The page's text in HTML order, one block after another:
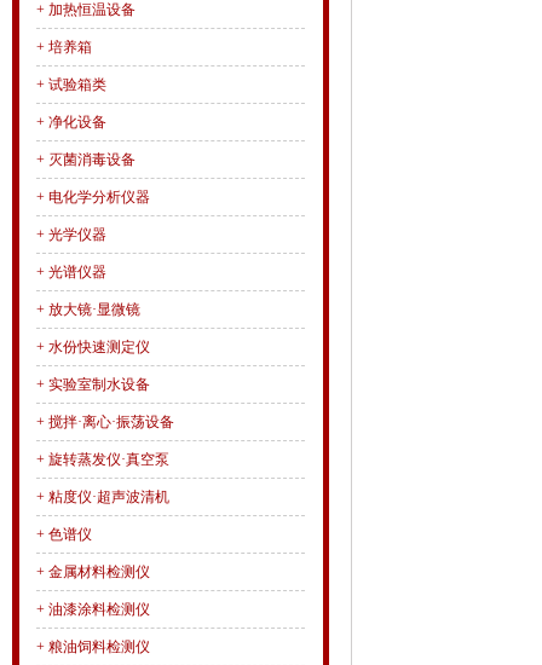
+ 加热恒温设备
+ 培养箱
+ 试验箱类
+ 净化设备
+ 灭菌消毒设备
+ 电化学分析仪器
+ 光学仪器
+ 光谱仪器
+ 放大镜·显微镜
+ 水份快速测定仪
+ 实验室制水设备
+ 搅拌·离心·振荡设备
+ 旋转蒸发仪·真空泵
+ 粘度仪·超声波清机
+ 色谱仪
+ 金属材料检测仪
+ 油漆涂料检测仪
+ 粮油饲料检测仪